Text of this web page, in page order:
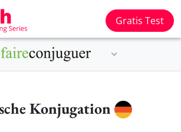
Gratis Test
Konjugation